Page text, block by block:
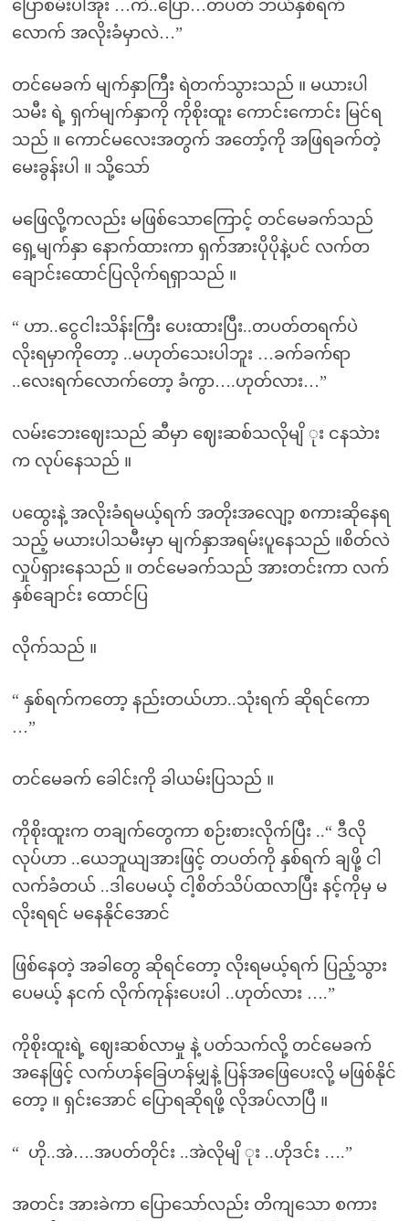
ပြောစမ်းပါအုံး …ကဲ..ပြော…တပတ် ဘယ်နှစ်ရက်
လောက် အလိုးခံမှာလဲ…”
တင်မေခက် မျက်နှာကြီး ရဲတက်သွားသည် ။ မယားပါ
သမီး ရဲ့ ရှက်မျက်နှာကို ကိုစိုးထူး ကောင်းကောင်း မြင်ရ
သည် ။ ကောင်မလေးအတွက် အတော့်ကို အဖြရခက်တဲ့
မေးခွန်းပါ ။ သို့သော်
မဖြေလို့ကလည်း မဖြစ်သောကြောင့် တင်မေခက်သည်
ရှေ့မျက်နှာ နောက်ထားကာ ရှက်အားပိုပိုနဲ့ပင် လက်တ
ချောင်းထောင်ပြလိုက်ရရှာသည် ။
“ ဟာ..ငွေငါးသိန်းကြီး ပေးထားပြီး..တပတ်တရက်ပဲ
လိုးရမှာကိုတော့ ..မဟုတ်သေးပါဘူး …ခက်ခက်ရာ
..လေးရက်လောက်တော့ ခံကွာ….ဟုတ်လား…”
လမ်းဘေးဈေးသည် ဆီမှာ ဈေးဆစ်သလိုမျိ ုး ငနသဲား
က လုပ်နေသည် ။
ပထွေးနဲ့ အလိုးခံရမယ့်ရက် အတိုးအလျော့ စကားဆိုနေရ
သည့် မယားပါသမီးမှာ မျက်နှာအရမ်းပူနေသည် ။စိတ်လဲ
လှုပ်ရှားနေသည် ။ တင်မေခက်သည် အားတင်းကာ လက်
နှစ်ချောင်း ထောင်ပြ
လိုက်သည် ။
“ နှစ်ရက်ကတော့ နည်းတယ်ဟာ..သုံးရက် ဆိုရင်ကော
…”
တင်မေခက် ခေါင်းကို ခါယမ်းပြသည် ။
ကိုစိုးထူးက တချက်တွေကာ စဉ်းစားလိုက်ပြီး ..“ ဒီလို
လုပ်ဟာ ..ယေဘူယျအားဖြင့် တပတ်ကို နှစ်ရက် ချဖို့ ငါ
လက်ခံတယ် ..ဒါပေမယ့် ငါ့စိတ်သိပ်ထလာပြီး နင့်ကိုမှ မ
လိုးရရင် မနေနိုင်အောင်
ဖြစ်နေတဲ့ အခါတွေ ဆိုရင်တော့ လိုးရမယ့်ရက် ပြည့်သွား
ပေမယ့် နငက် လိုက်ကုန်းပေးပါ ..ဟုတ်လား ….”
ကိုစိုးထူးရဲ့ ဈေးဆစ်လာမှု နဲ့ ပတ်သက်လို့ တင်မေခက်
အနေဖြင့် လက်ဟန်ခြေဟန်မျှနဲ့ ပြန်အဖြေပေးလို့ မဖြစ်နိုင်
တော့ ။ ရှင်းအောင် ပြောရဆိုရဖို့ လိုအပ်လာပြီ ။
“ ဟို..အဲ….အပတ်တိုင်း ..အဲလိုမျိ ုး ..ဟိုဒင်း ….”
အတင်း အားခဲကာ ပြောသော်လည်း တိကျသော စကား